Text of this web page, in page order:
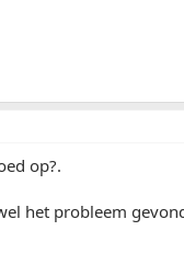
op?.
het probleem